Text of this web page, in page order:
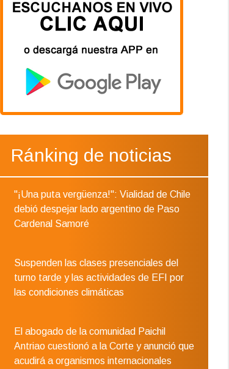
Ránking de noticias
"¡Una puta vergüenza!": Vialidad de Chile
debió despejar lado argentino de Paso
Cardenal Samoré
Suspenden las clases presenciales del
turno tarde y las actividades de EFI por
las condiciones climáticas
El abogado de la comunidad Paichil
Antriao cuestionó a la Corte y anunció que
acudirá a organismos internacionales